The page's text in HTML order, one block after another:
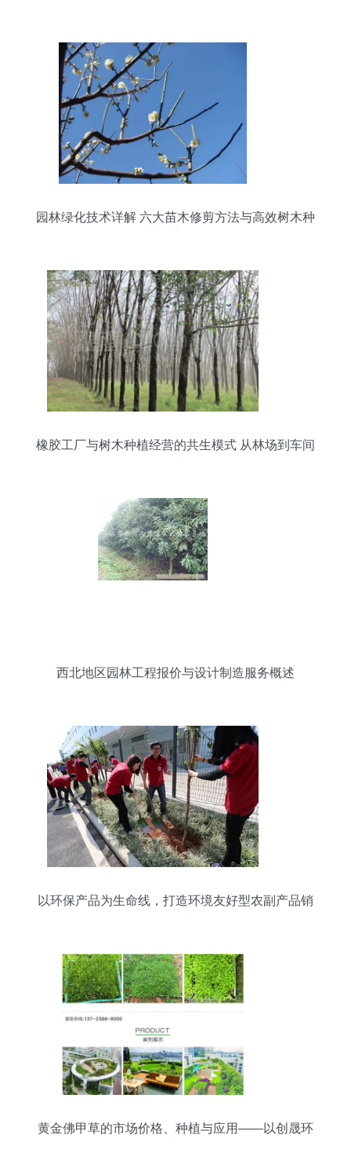
园林绿化技术详解 六大苗木修剪方法与高效树木种
橡胶工厂与树木种植经营的共生模式 从林场到车间
西北地区园林工程报价与设计制造服务概述
以环保产品为生命线，打造环境友好型农副产品销
黄金佛甲草的市场价格、种植与应用——以创晟环